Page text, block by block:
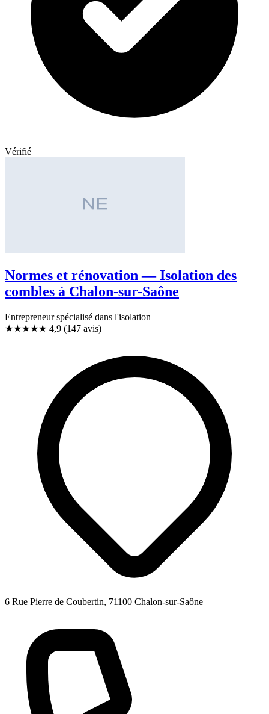
Vérifié
Normes et rénovation — Isolation des
combles à Chalon-sur-Saône
Entrepreneur spécialisé dans l'isolation
★★★★★ 4,9 (147 avis)
6 Rue Pierre de Coubertin, 71100 Chalon-sur-Saône